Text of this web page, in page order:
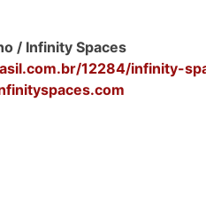
/ Infinity Spaces
12284/infinity-